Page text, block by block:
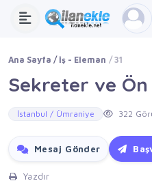
Ana Sayfa İş - Eleman 31
Sekreter ve
İstanbul / Ümraniye 322
Mesaj Gönder
Yazdır